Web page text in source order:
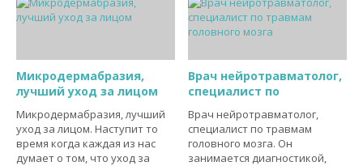
Микродермабразия,
лучший уход за лицом
Микродермабразия, лучший
уход за лицом. Наступит то
время когда каждая из нас
думает о том, что уход за
Врач нейротравматолог,
специалист по
Врач нейротравматолог,
специалист по травмам
головного мозга. Он
занимается диагностикой,